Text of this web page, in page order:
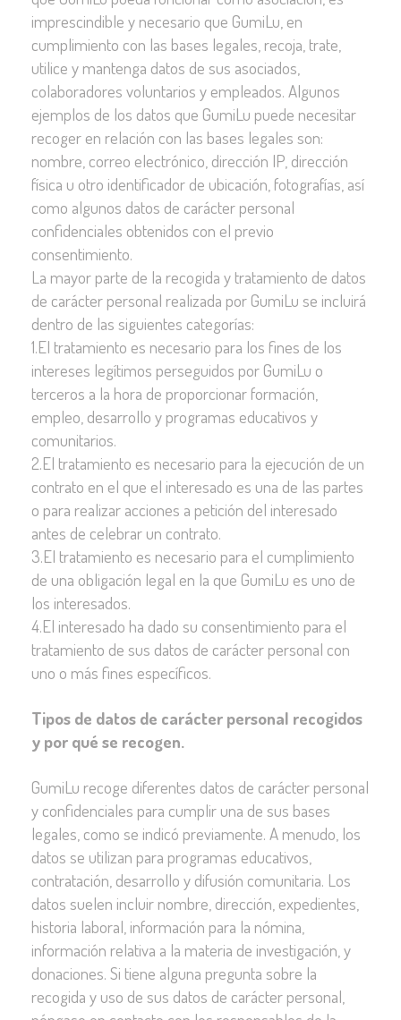
imprescindible y necesario que GumiLu, en
cumplimiento con las bases legales, recoja, trate,
utilice y mantenga datos de sus asociados,
colaboradores voluntarios y empleados. Algunos
ejemplos de los datos que GumiLu puede necesitar
recoger en relación con las bases legales son:
nombre, correo electrónico, dirección IP, dirección
física u otro identificador de ubicación, fotografías, así
como algunos datos de carácter personal
confidenciales obtenidos con el previo
consentimiento.
La mayor parte de la recogida y tratamiento de datos
de carácter personal realizada por GumiLu se incluirá
dentro de las siguientes categorías:
1.El tratamiento es necesario para los fines de los
intereses legítimos perseguidos por GumiLu o
terceros a la hora de proporcionar formación,
empleo, desarrollo y programas educativos y
comunitarios.
2.El tratamiento es necesario para la ejecución de un
contrato en el que el interesado es una de las partes
o para realizar acciones a petición del interesado
antes de celebrar un contrato.
3.El tratamiento es necesario para el cumplimiento
de una obligación legal en la que GumiLu es uno de
los interesados.
4.El interesado ha dado su consentimiento para el
tratamiento de sus datos de carácter personal con
uno o más fines específicos.
Tipos de datos de carácter personal recogidos
y por qué se recogen.
GumiLu recoge diferentes datos de carácter personal
y confidenciales para cumplir una de sus bases
legales, como se indicó previamente. A menudo, los
datos se utilizan para programas educativos,
contratación, desarrollo y difusión comunitaria. Los
datos suelen incluir nombre, dirección, expedientes,
historia laboral, información para la nómina,
información relativa a la materia de investigación, y
donaciones. Si tiene alguna pregunta sobre la
recogida y uso de sus datos de carácter personal,